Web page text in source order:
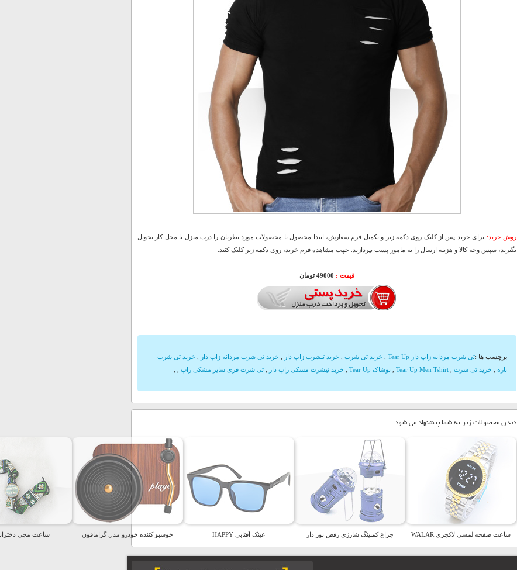
روش خرید: برای خرید پس از کلیک روی دکمه زیر و تکمیل فرم سفارش، ابتدا محصول یا محصولات مورد نظرتان را درب منزل یا محل کار تحویل
بگیرید، سپس وجه کالا و هزینه ارسال را به مامور پست بپردازید. جهت مشاهده فرم خرید، روی دکمه زیر کلیک کنید.
قیمت : 49000 تومان
برچسب ها :تی شرت مردانه زاپ دار Tear Up خرید تی شرت خرید تیشرت زاپ دار خرید تی شرت مردانه زاپ دار
خرید تی شرت
پاره
خرید تی شرت Tear Up Men Tshirt پوشاک Tear Up خرید تیشرت مشکی زاپ دار تی شرت فری سایز مشکی زاپ
دیدن محصولات زیر به شما پیشنهاد می شود
ساعت صفحه لمسی لاکچری WALAR چراغ کمپینگ شارژی رقص نور دار عینک آفتابی HAPPY خوشبو کننده خودرو مدل گرامافون ساعت مچی